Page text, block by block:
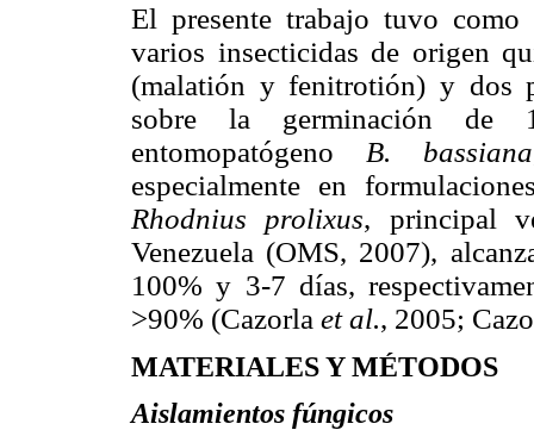
El presente trabajo tuvo
varios insecticidas de origen
(malatión y fenitrotión) y dos
sobre la germinación de
entomopatógeno B. bassiana
especialmente en
Rhodnius prolixus, principal
Venezuela (OMS, 2007),
100% y 3-7 días,
>90% (Cazorla et al., 2005;
MATERIALES Y MÉTODOS
Aislamientos fúngicos